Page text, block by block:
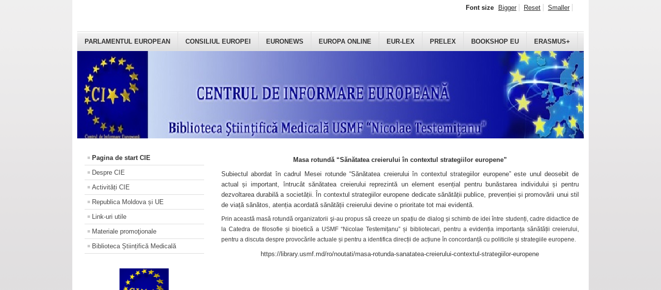
PARLAMENTUL EUROPEAN CONSILIUL EUROPEI EURONEWS EUROPA ONLINE EUR-LEX PRELEX BOOKSHOP EU ERASMUS+
Font size Bigger Reset Smaller
Pagina de start CIE
Despre CIE
Activități CIE
Republica Moldova și UE
Link-uri utile
Materiale promoţionale
Biblioteca Științifică Medicală
Masa rotundă “Sănătatea creierului în contextul strategiilor europene”
Subiectul abordat în cadrul Mesei rotunde “Sănătatea creierului în contextul strategiilor europene” este unul deosebit de
actual și important, întrucât sănătatea creierului reprezintă un element esențial pentru bunăstarea individului și pentru
dezvoltarea durabilă a societății. În contextul strategiilor europene dedicate sănătății publice, prevenției și promovării unui stil
de viață sănătos, atenția acordată sănătății creierului devine o prioritate tot mai evidentă.
Prin această masă rotundă organizatorii şi-au propus să creeze un spațiu de dialog și schimb de idei între studenți, cadre didactice de
la Catedra de filosofie și bioetică a USMF “Nicolae Testemițanu” și bibliotecari, pentru a evidenția importanța sănătății creierului,
pentru a discuta despre provocările actuale și pentru a identifica direcții de acțiune în concordanță cu politicile și strategiile europene.
https://library.usmf.md/ro/noutati/masa-rotunda-sanatatea-creierului-contextul-strategiilor-europene